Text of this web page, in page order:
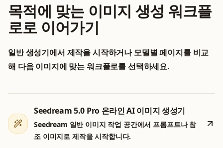
목적에 맞는 이미지 생성 워크플
로로 이어가기
일반 생성기에서 제작을 시작하거나 모델별 페이지를 비교
해 다음 이미지에 맞는 워크플로를 선택하세요.
Seedream 5.0 Pro 온라인 AI 이미지 생성기
Seedream 일반 이미지 작업 공간에서 프롬프트나 참
조 이미지로 제작을 시작합니다.